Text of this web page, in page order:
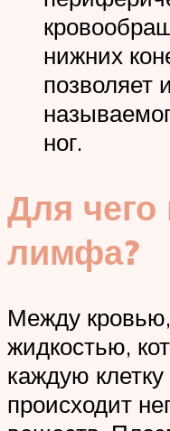
нижних
позволяет
ног.
Для чего
лимфа?
Между
жидкостью,
каждую
происходит